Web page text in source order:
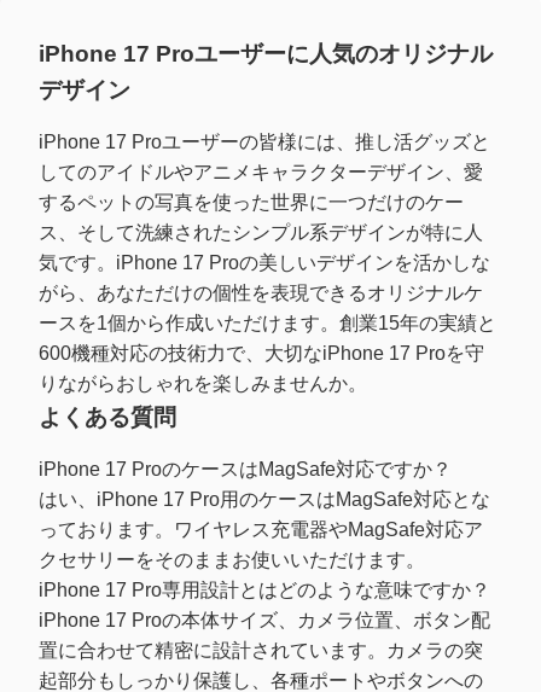
iPhone 17 Proユーザーに人気のオリジナル
デザイン
iPhone 17 Proユーザーの皆様には、推し活グッズと
してのアイドルやアニメキャラクターデザイン、愛
するペットの写真を使った世界に一つだけのケー
ス、そして洗練されたシンプル系デザインが特に人
気です。iPhone 17 Proの美しいデザインを活かしな
がら、あなただけの個性を表現できるオリジナルケ
ースを1個から作成いただけます。創業15年の実績と
600機種対応の技術力で、大切なiPhone 17 Proを守
りながらおしゃれを楽しみませんか。
よくある質問
iPhone 17 ProのケースはMagSafe対応ですか？
はい、iPhone 17 Pro用のケースはMagSafe対応とな
っております。ワイヤレス充電器やMagSafe対応ア
クセサリーをそのままお使いいただけます。
iPhone 17 Pro専用設計とはどのような意味ですか？
iPhone 17 Proの本体サイズ、カメラ位置、ボタン配
置に合わせて精密に設計されています。カメラの突
起部分もしっかり保護し、各種ポートやボタンへの